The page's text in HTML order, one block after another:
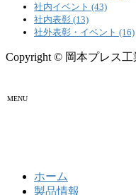
社内イベント (43)
社内表彰 (13)
社外表彰・イベント (16)
Copyright © 岡本プレス工
MENU
ホーム
製品情報